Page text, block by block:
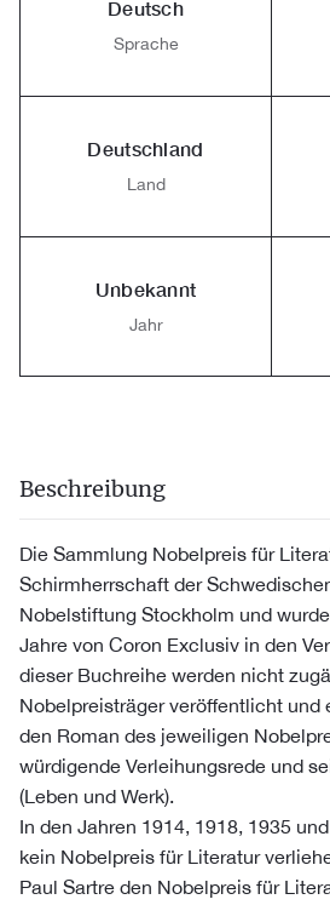
Deutsch
Sprache
Deutschland
Land
Unbekannt
Jahr
Beschreibung
Die Sammlung Nobelpreis für
Schirmherrschaft der
Nobelstiftung Stockholm und
Jahre von Coron Exclusiv in den
dieser Buchreihe werden nicht
Nobelpreisträger veröffentlicht und
den Roman des jeweiligen
würdigende Verleihungsrede und
(Leben und Werk).
In den Jahren 1914, 1918, 1935
kein Nobelpreis für Literatur
Paul Sartre den Nobelpreis für